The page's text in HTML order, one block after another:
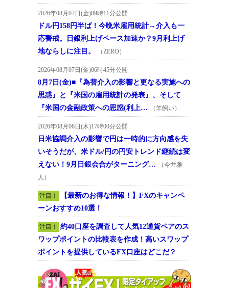
2026年08月07日(金)09時11分公開
ドル円158円半ば！今晩米雇用統計→介入も一
応警戒。日銀利上げペース加速か？9月利上げ
地ならしに注目。
（ZERO）
2026年08月07日(金)06時45分公開
8月7日(金)■『為替介入の影響と更なる実施への
思惑』と『米国の雇用統計の発表』、そして
『米国の金融政策への思惑(利上…
（羊飼い）
2026年08月06日(木)17時00分公開
日米協調介入の影響で円は一時的に方向感を失
いそうだが、米ドル/円の円安トレンド継続は変
えない！9月日銀会合がターニング…
（今井雅
人）
注目！
【最新のお得な情報！】FXのキャンペ
ーンおすすめ10選！
注目！
約40口座を調査して人気12通貨ペアのス
ワップポイントの比較表を作成！高いスワップ
ポイントを提供しているFX口座はどこだ？